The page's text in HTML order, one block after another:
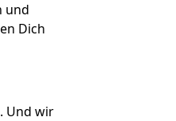
und
Dich
Und wir